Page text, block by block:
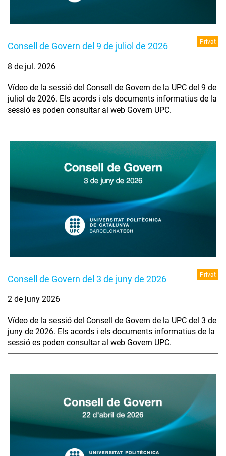
Consell de Govern del 9 de juliol de 2026 Privat
8 de jul. 2026
Vídeo de la sessió del Consell de Govern de la UPC del 9 de
juliol de 2026. Els acords i els documents informatius de la
sessió es poden consultar al web Govern UPC.
Consell de Govern del 3 de juny de 2026 Privat
2 de juny 2026
Vídeo de la sessió del Consell de Govern de la UPC del 3 de
juny de 2026. Els acords i els documents informatius de la
sessió es poden consultar al web Govern UPC.